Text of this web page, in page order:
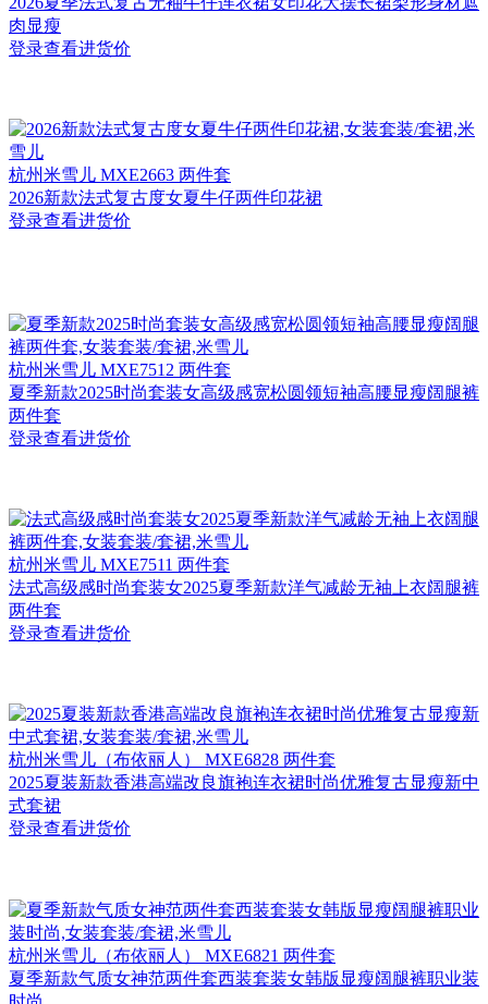
肉显瘦
登录查看进货价
杭州米雪儿 MXE2663 两件套
2026新款法式复古度女夏牛仔两件印花裙
登录查看进货价
杭州米雪儿 MXE7512 两件套
夏季新款2025时尚套装女高级感宽松圆领短袖高腰显瘦阔腿裤
两件套
登录查看进货价
杭州米雪儿 MXE7511 两件套
法式高级感时尚套装女2025夏季新款洋气减龄无袖上衣阔腿裤
两件套
登录查看进货价
杭州米雪儿（布依丽人） MXE6828 两件套
2025夏装新款香港高端改良旗袍连衣裙时尚优雅复古显瘦新中
式套裙
登录查看进货价
杭州米雪儿（布依丽人） MXE6821 两件套
夏季新款气质女神范两件套西装套装女韩版显瘦阔腿裤职业装